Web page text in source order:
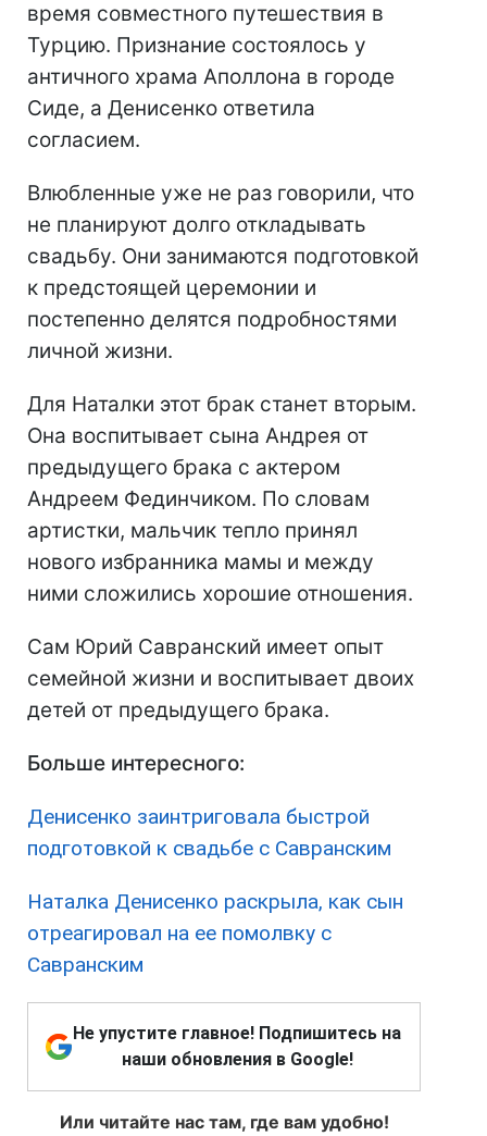
время совместного путешествия в
Турцию. Признание состоялось у
античного храма Аполлона в городе
Сиде, а Денисенко ответила
согласием.
Влюбленные уже не раз говорили, что
не планируют долго откладывать
свадьбу. Они занимаются подготовкой
к предстоящей церемонии и
постепенно делятся подробностями
личной жизни.
Для Наталки этот брак станет вторым.
Она воспитывает сына Андрея от
предыдущего брака с актером
Андреем Фединчиком. По словам
артистки, мальчик тепло принял
нового избранника мамы и между
ними сложились хорошие отношения.
Сам Юрий Савранский имеет опыт
семейной жизни и воспитывает двоих
детей от предыдущего брака.
Больше интересного:
Денисенко заинтриговала быстрой
подготовкой к свадьбе с Савранским
Наталка Денисенко раскрыла, как сын
отреагировал на ее помолвку с
Савранским
Не упустите главное! Подпишитесь на
наши обновления в Google!
Или читайте нас там, где вам удобно!